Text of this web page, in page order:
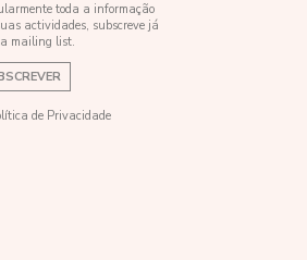
toda a informação
actividades, subscreve já
mailing list.
de Privacidade